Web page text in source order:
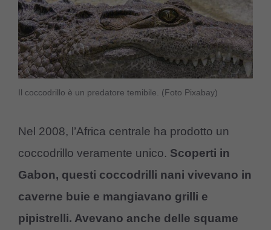
Il coccodrillo è un predatore temibile. (Foto Pixabay)
Nel 2008, l’Africa centrale ha prodotto un
coccodrillo veramente unico. Scoperti in
Gabon, questi coccodrilli nani vivevano in
caverne buie e mangiavano grilli e
pipistrelli. Avevano anche delle squame